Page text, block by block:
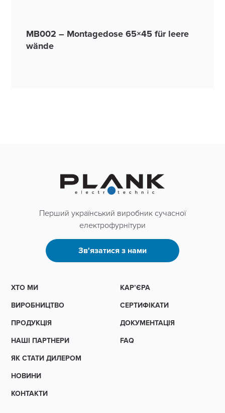
MB002 – Montagedose 65×45 für leere
wände
Перший український виробник сучасної
електрофурнітури
Зв'язатися з нами
ХТО МИ
ВИРОБНИЦТВО
ПРОДУКЦІЯ
НАШІ ПАРТНЕРИ
ЯК СТАТИ ДИЛЕРОМ
НОВИНИ
КОНТАКТИ
КАР’ЄРА
СЕРТИФІКАТИ
ДОКУМЕНТАЦІЯ
FAQ